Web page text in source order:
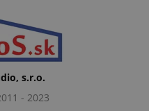
s.r.o.
- 2023